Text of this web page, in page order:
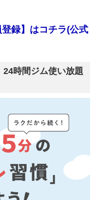
録】はコチラ(公式
時間ジム使い放題